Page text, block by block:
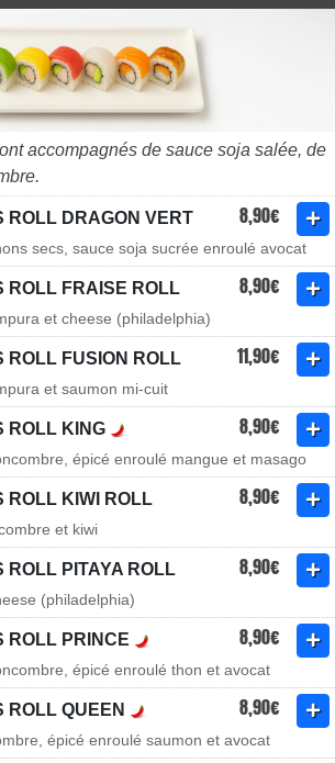
accompagnés de sauce soja salée, de
ROLL DRAGON VERT 8,90€
secs, sauce soja sucrée enroulé avocat
ROLL FRAISE ROLL 8,90€
et cheese (philadelphia)
ROLL FUSION ROLL 11,90€
et saumon mi-cuit
ROLL KING 8,90€
épicé enroulé mangue et masago
ROLL KIWI ROLL 8,90€
et kiwi
ROLL PITAYA ROLL 8,90€
(philadelphia)
ROLL PRINCE 8,90€
épicé enroulé thon et avocat
ROLL QUEEN 8,90€
épicé enroulé saumon et avocat